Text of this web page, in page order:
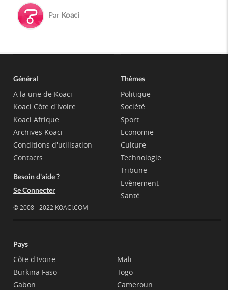
Par Koaci
Général
A la une de Koaci
Koaci Côte d'Ivoire
Koaci Afrique
Archives Koaci
Conditions d'utilisation
Contacts
Besoin d'aide ?
Se Connecter
© 2008 - 2022 KOACI.COM
Thèmes
Politique
Société
Sport
Economie
Culture
Technologie
Tribune
Evènement
Santé
Pays
Côte d'Ivoire
Burkina Faso
Gabon
Mali
Togo
Cameroun